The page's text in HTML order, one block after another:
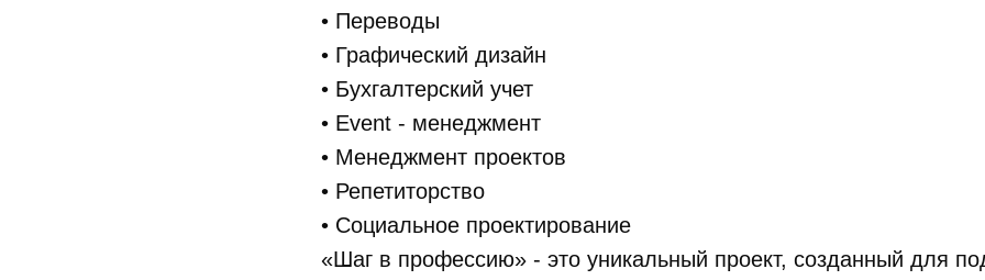
• Переводы
• Графический дизайн
• Бухгалтерский учет
• Event - менеджмент
• Менеджмент проектов
• Репетиторство
• Социальное проектирование
«Шаг в профессию» - это уникальный проект, созданный для